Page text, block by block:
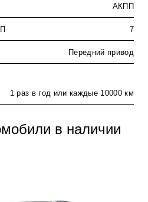
АКПП
7
Передний привод
1 раз в год или каждые 10000 км
в наличии